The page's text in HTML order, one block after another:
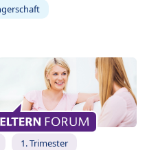
1. Trimester